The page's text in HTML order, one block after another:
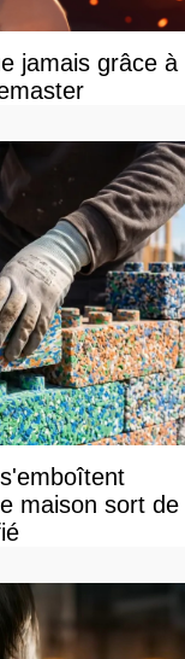
jamais grâce à
maison sort de